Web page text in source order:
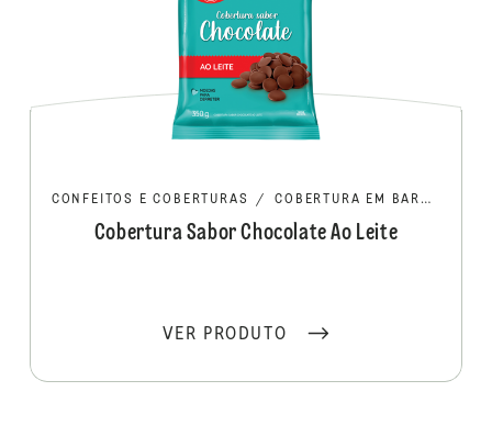
CONFEITOS E COBERTURAS / COBERTURA EM BARRA/MOEDA
Cobertura Sabor Chocolate Ao Leite
VER PRODUTO